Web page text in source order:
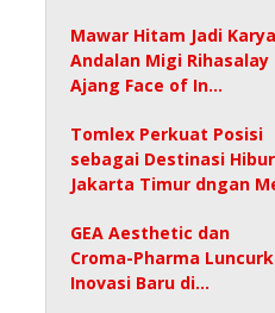
Mawar Hitam Jadi Karya
Andalan Migi
Ajang Face of In…
Tomlex Perkuat Posisi
sebagai Destinasi
Jakarta Timur dngan
GEA Aesthetic dan
Croma-Pharma
Inovasi Baru di…